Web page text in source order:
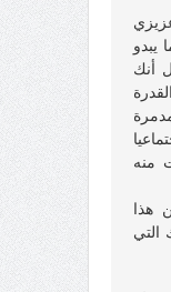
يبدو
أنك
منه
هذا
التي